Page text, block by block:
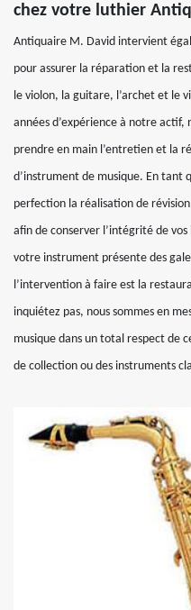
chez votre luthier
Antiquaire M. David intervient
pour assurer la réparation et la
le violon, la guitare, l’archet et le
années d’expérience à notre actif,
prendre en main l’entretien et la
d’instrument de musique. En tant
perfection la réalisation de
afin de conserver l’intégrité de
votre instrument présente des
l’intervention à faire est la
inquiétez pas, nous sommes en
musique dans un total respect de
de collection ou des instruments